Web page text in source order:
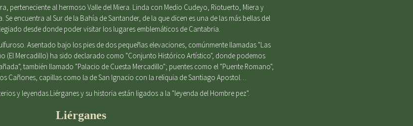
perteneciente al hermoso Valle del Miera. Linda con Medio Cudeyo, Riotuerto, Miera y
Se encuentra al Sur de la Bahía de Santander, de la que dicen es una de las más bellas del
desde donde poder visitar los lugares emblemáticos de Cantabria.
Asentado bajo los pies de dos pequeñas elevaciones, comúnmente llamadas "Las
(El Mercadillo) ha sido declarado como "Conjunto Histórico Artístico", donde podemos
también llamado "Palacio de Cuesta Mercadillo"; puentes como el "Puente Romano",
Cañones, capillas como la de San Ignacio con la reliquia de Santiago Apostol…
y leyendas.Liérganes y su historia están ligados a la "leyenda del Hombre pez".
Liérganes